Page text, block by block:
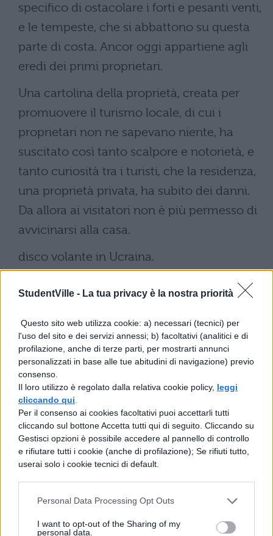
StudentVille - La tua privacy è la nostra priorità
Questo sito web utilizza cookie: a) necessari (tecnici) per
l'uso del sito e dei servizi annessi; b) facoltativi (analitici e di
profilazione, anche di terze parti, per mostrarti annunci
personalizzati in base alle tue abitudini di navigazione) previo
consenso.
Il loro utilizzo è regolato dalla relativa cookie policy, leggi
cliccando qui
Per il consenso ai cookies facoltativi puoi accettarli tutti
cliccando sul bottone Accetta tutti qui di seguito. Cliccando su
Gestisci opzioni è possibile accedere al pannello di controllo
e rifiutare tutti i cookie (anche di profilazione); Se rifiuti tutto,
userai solo i cookie tecnici di default.
Personal Data Processing Opt Outs
I want to opt-out of the Sharing of my
personal data.
specifico di ostacolare i forti e pesanti venti,
e le tempeste, che si abbattono su questa
parte di costa. Ancor oggi appartiene agli
eredi dei primi proprietari.
Una cartolina della proprietà, creata per
promuovere il turismo locale, di cui i
proprietari non ne sapevano niente, ha
suscitato così tanto scalpore e notorietà, e
tanto curiosità tra i turisti, che la residenza,
una proprietà privata, ha subito dei danni.
Da allora ai visitatori non è più permesso di
avvicinarsi alla casa.
disco volante in Ucraina.
TI POTREBBE INTERESSARE
Francia vieta i social ai
minori di 15 anni dal 1°
settembre: come
funziona il controllo